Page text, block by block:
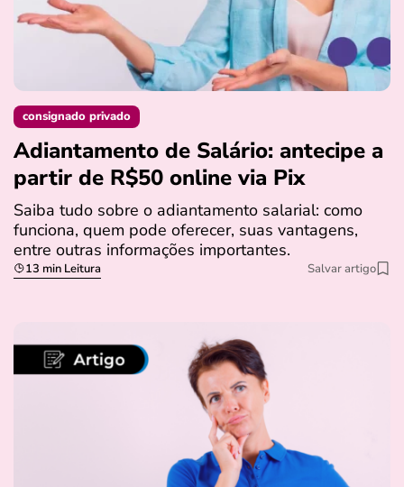
consignado privado
Adiantamento de Salário: antecipe a
partir de R$50 online via Pix
Saiba tudo sobre o adiantamento salarial: como
funciona, quem pode oferecer, suas vantagens,
entre outras informações importantes.
13 min Leitura Salvar artigo